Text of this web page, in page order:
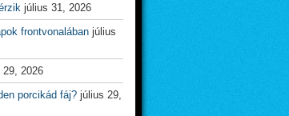
július 31, 2026
frontvonalában július
29, 2026
porcikád fáj? július 29,